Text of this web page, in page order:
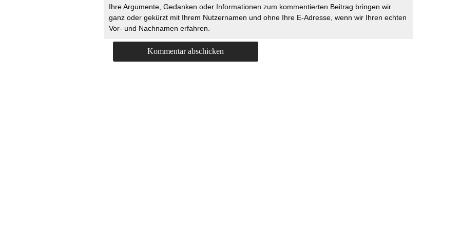
Ihre Argumente, Gedanken oder Informationen zum kommentierten Beitrag bringen wir
ganz oder gekürzt mit Ihrem Nutzernamen und ohne Ihre E-Adresse, wenn wir Ihren echten
Vor- und Nachnamen erfahren.